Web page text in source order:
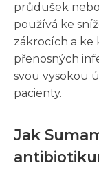
průdušek
používá ke
zákrocích a
přenosných
svou vysokou
pacienty.
Jak